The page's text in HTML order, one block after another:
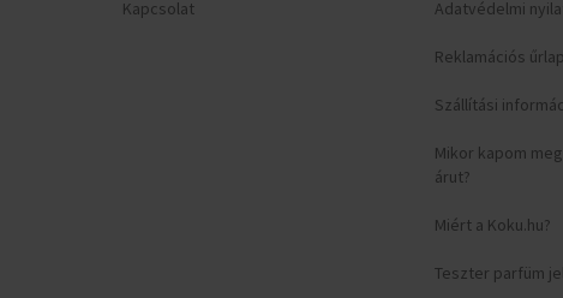
Kapcsolat Adatvédelmi
Reklamációs űrlap
Szállítási
Mikor kapom
árut?
Miért a Koku.hu?
Teszter parfüm